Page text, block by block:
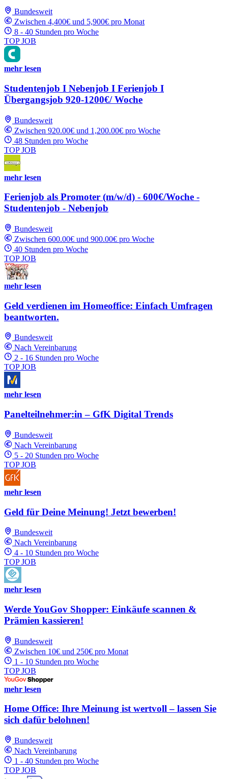
Bundesweit
Zwischen 4,400€ und 5,900€ pro Monat
8 - 40 Stunden pro Woche
TOP JOB
mehr lesen
Studentenjob I Nebenjob I Ferienjob I
Übergangsjob 920-1200€/ Woche
Bundesweit
Zwischen 920.00€ und 1,200.00€ pro Woche
48 Stunden pro Woche
TOP JOB
mehr lesen
Ferienjob als Promoter (m/w/d) - 600€/Woche -
Studentenjob - Nebenjob
Bundesweit
Zwischen 600.00€ und 900.00€ pro Woche
40 Stunden pro Woche
TOP JOB
mehr lesen
Geld verdienen im Homeoffice: Einfach Umfragen
beantworten.
Bundesweit
Nach Vereinbarung
2 - 16 Stunden pro Woche
TOP JOB
mehr lesen
Panelteilnehmer:in – GfK Digital Trends
Bundesweit
Nach Vereinbarung
5 - 20 Stunden pro Woche
TOP JOB
mehr lesen
Geld für Deine Meinung! Jetzt bewerben!
Bundesweit
Nach Vereinbarung
4 - 10 Stunden pro Woche
TOP JOB
mehr lesen
Werde YouGov Shopper: Einkäufe scannen &
Prämien kassieren!
Bundesweit
Zwischen 10€ und 250€ pro Monat
1 - 10 Stunden pro Woche
TOP JOB
mehr lesen
Home Office: Ihre Meinung ist wertvoll – lassen Sie
sich dafür belohnen!
Bundesweit
Nach Vereinbarung
1 - 40 Stunden pro Woche
TOP JOB